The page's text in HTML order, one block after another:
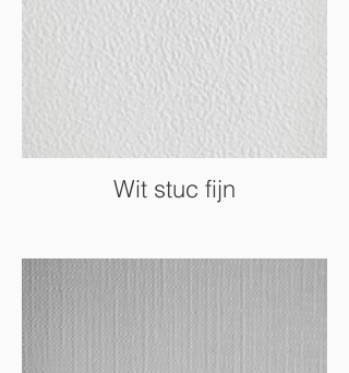
Wit stuc fijn